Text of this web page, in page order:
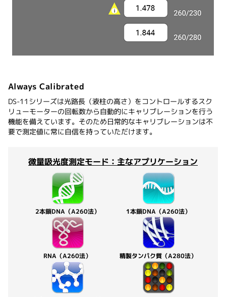
Always Calibrated
DS-11シリーズは光路長（液柱の高さ）をコントロールするスク
リューモーターの回転数から自動的にキャリブレーションを行う
機能を備えています。そのため日常的なキャリブレーションは不
要で測定値に常に自信を持っていただけます。
微量吸光度測定モード：主なアプリケーション
2本鎖DNA（A260法） 1本鎖DNA （A260法）
RNA （A260法） 精製タンパク質（A280法）